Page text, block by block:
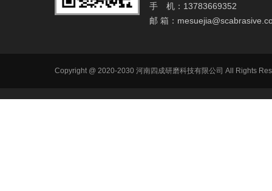
手 机：13783669352
邮 箱：
Copyright @ 2020-2030 河南四成研磨科技有限公司 All Rights